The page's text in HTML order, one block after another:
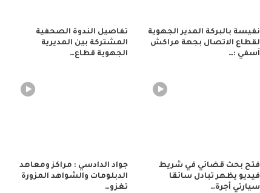
نفيسة بالبركة المدير الجهوية
لقطاع الاتصال بجهة مراكش
آسفي :…
تفاصيل الندوة الصحفية
المشتركة بين المديرية
الجهوية قطاع…
فتح بحث قضائي في شريط
فيديو يظهر تبادل سائقا
سيارتي أجرة…
جواد الدادسي : مراكز ومعاهد
الدبلومات والشواهد المزورة
تغزو…